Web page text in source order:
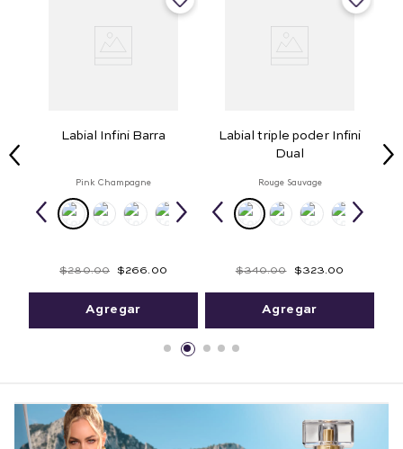
Labial Infini Barra
Pink Champagne
$280.00 $266. 00
Agregar
Labial triple poder Infini
Dual
Rouge Sauvage
$340.00 $323.00
Agregar